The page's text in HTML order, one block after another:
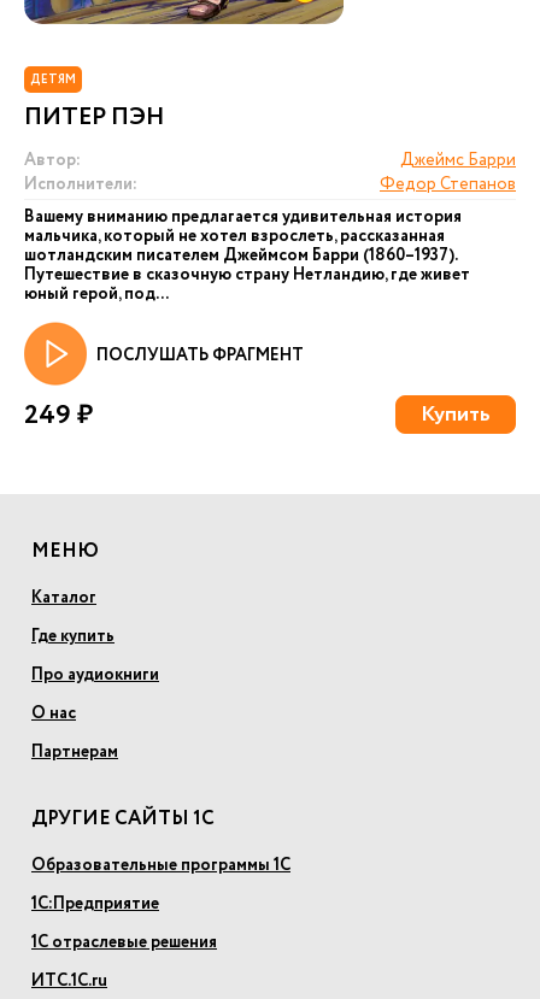
ДЕТЯМ
ПИТЕР ПЭН
Автор:
Джеймс Барри
Исполнители:
Федор Степанов
Вашему вниманию предлагается удивительная история
мальчика, который не хотел взрослеть, рассказанная
шотландским писателем Джеймсом Барри (1860–1937).
Путешествие в сказочную страну Нетландию, где живет
юный герой, под...
ПОСЛУШАТЬ ФРАГМЕНТ
249 ₽ Купить
МЕНЮ
Каталог
Где купить
Про аудиокниги
О нас
Партнерам
ДРУГИЕ САЙТЫ 1С
Образовательные программы 1С
1С:Предприятие
1С отраслевые решения
ИТС.1С.ru